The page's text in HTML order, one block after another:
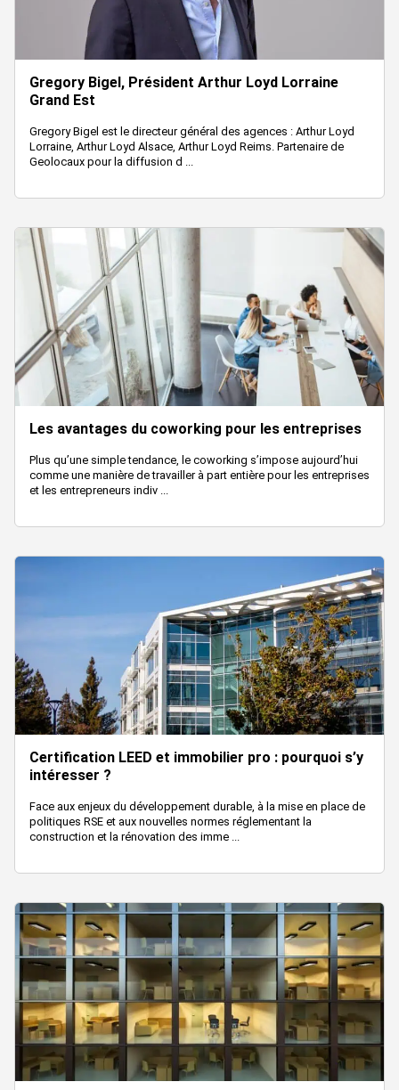
Gregory Bigel, Président Arthur Loyd Lorraine
Grand Est
Gregory Bigel est le directeur général des agences : Arthur Loyd
Lorraine, Arthur Loyd Alsace, Arthur Loyd Reims. Partenaire de
Geolocaux pour la diffusion d ...
Les avantages du coworking pour les entreprises
Plus qu’une simple tendance, le coworking s’impose aujourd’hui
comme une manière de travailler à part entière pour les entreprises
et les entrepreneurs indiv ...
Certification LEED et immobilier pro : pourquoi s’y
intéresser ?
Face aux enjeux du développement durable, à la mise en place de
politiques RSE et aux nouvelles normes réglementant la
construction et la rénovation des imme ...